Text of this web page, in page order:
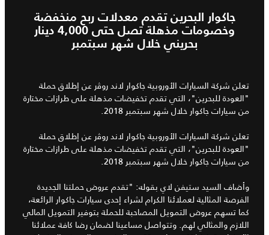
جاكوار البحرين تقدم معدلات ربح منخفضة
وخصومات مذهلة تصل حتى 4,000 دينار
بحريني خلال شهر سبتمبر
تعلن شركة السيارات الأوروبية جاكوار لاند روﭬر عن إطلاق حملة
"العودة للبحرين"، التي تقدم تخفيضات مذهلة على طرازات مختارة
من سيارات جاكوار خلال شهر سبتمبر 2018.
تعلن شركة السيارات الأوروبية جاكوار لاند روﭬر عن إطلاق حملة
"العودة للبحرين"، التي تقدم تخفيضات مذهلة على طرازات مختارة
من سيارات جاكوار خلال شهر سبتمبر 2018.
وأضاف السيد ستيفن لاي بقوله: "تقدم عروض حملتنا الجديدة
الفرصة المثالية لعملائنا الكرام لشراء إحدى سيارات جاكوار الرائعة،
كما تسهم عروض التمويل المصاحبة للحملة بتوفير التمويل المالي
اللازم والمثالي لهم. وتتواصل مساعينا لضمان رضا كافة عملائنا